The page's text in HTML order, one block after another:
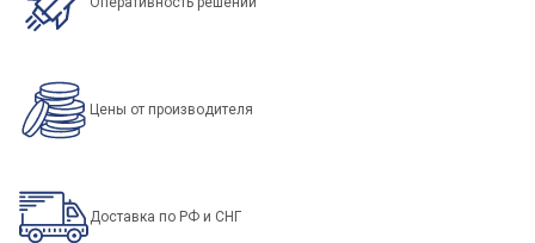
Цены от производителя
Доставка по РФ и СНГ